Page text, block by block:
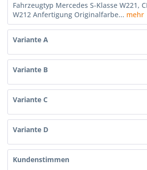
Fahrzeugtyp Mercedes S-Klasse W221,
W212 Anfertigung Originalfarbe... mehr
Variante A
Variante B
Variante C
Variante D
Kundenstimmen